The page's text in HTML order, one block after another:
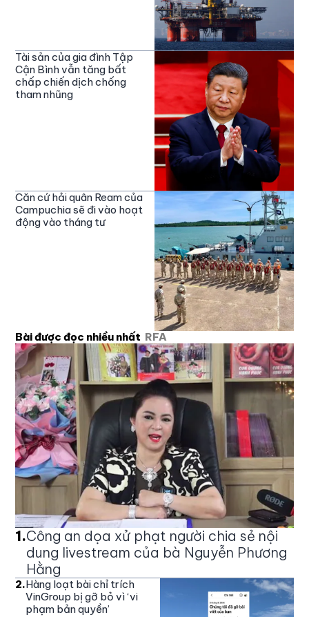
Tài sản của gia đình Tập
Cận Bình vẫn tăng bất
chấp chiến dịch chống
tham nhũng
Căn cứ hải quân Ream của
Campuchia sẽ đi vào hoạt
động vào tháng tư
Bài được đọc nhiều nhất RFA
1.Công an dọa xử phạt người chia sẻ nội
dung livestream của bà Nguyễn Phương
Hằng
2.Hàng loạt bài chỉ trích
VinGroup bị gỡ bỏ vì ‘vi
phạm bản quyền’